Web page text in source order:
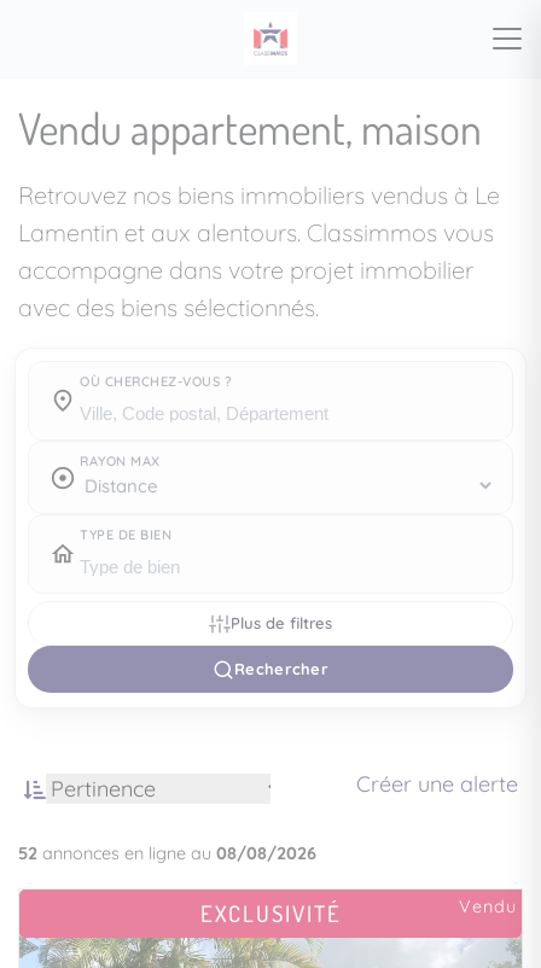
Vendu appartement, maison
Retrouvez nos biens immobiliers vendus à Le
Lamentin et aux alentours. Classimmos vous
accompagne dans votre projet immobilier
avec des biens sélectionnés.
OÙ CHERCHEZ-VOUS ?
Où cherchez-vous ?
RAYON MAX
TYPE DE BIEN
Plus de filtres
Rechercher
Créer une alerte
52 annonces en ligne au 08/08/2026
EXCLUSIVITÉ Vendu